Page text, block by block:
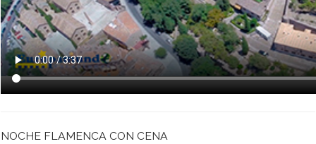
NOCHE FLAMENCA CON CENA